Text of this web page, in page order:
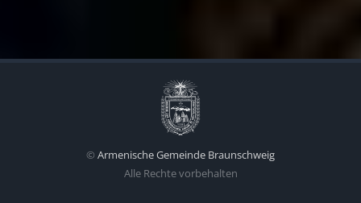
© Armenische Gemeinde Braunschweig
Alle Rechte vorbehalten